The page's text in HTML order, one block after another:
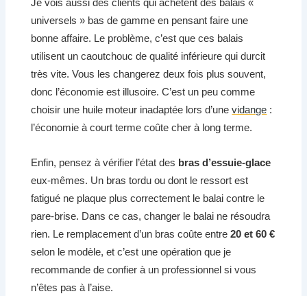
Je vois aussi des clients qui achètent des balais «
universels » bas de gamme en pensant faire une
bonne affaire. Le problème, c’est que ces balais
utilisent un caoutchouc de qualité inférieure qui durcit
très vite. Vous les changerez deux fois plus souvent,
donc l’économie est illusoire. C’est un peu comme
choisir une huile moteur inadaptée lors d’unevidange :
l’économie à court terme coûte cher à long terme.
Enfin, pensez à vérifier l’état des bras d’essuie-glace
eux-mêmes. Un bras tordu ou dont le ressort est
fatigué ne plaque plus correctement le balai contre le
pare-brise. Dans ce cas, changer le balai ne résoudra
rien. Le remplacement d’un bras coûte entre20 et 60 €
selon le modèle, et c’est une opération que je
recommande de confier à un professionnel si vous
n’êtes pas à l’aise.